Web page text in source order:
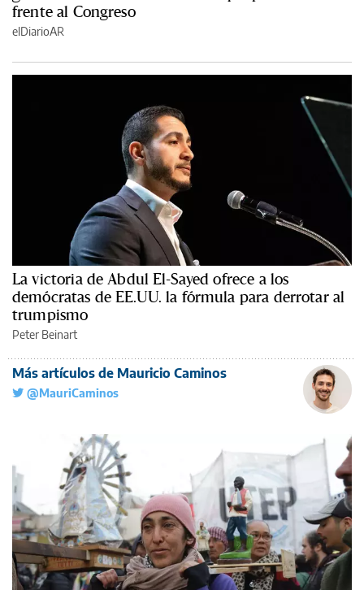
frente al Congreso
elDiarioAR
La victoria de Abdul El-Sayed ofrece a los
demócratas de EE.UU. la fórmula para derrotar al
trumpismo
Peter Beinart
Más artículos de Mauricio Caminos
@MauriCaminos